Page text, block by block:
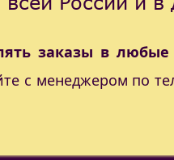
заказы в
с менеджером по